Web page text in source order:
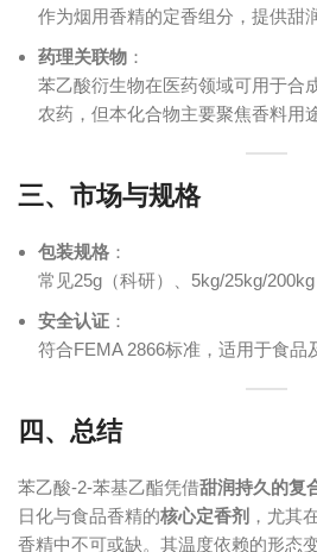
作为烟用香精的定香组分，提供甜
药理关联物 ‌：
苯乙酸衍生物在医药领域可用于合
农药，但本化合物主要聚焦香料用途
三、市场与规格
包装规格 ‌：
常见25g（科研）、5kg/25kg/200kg
安全认证 ‌：
符合FEMA 2866标准，适用于食品
四、总结
苯乙酸-2-苯基乙酯凭借‌甜润持久的复
日化与食品香精的‌核心定香剂 ，尤其
香精中不可或缺。其温度依赖的形态